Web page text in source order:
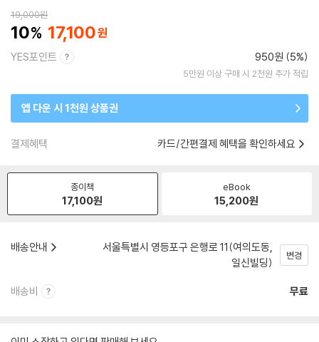
19,000원
10 17,100
YES포인트 950원 (5%)
5만원 이상 구매 시 2천원 추가 적립
앱 다운 시 1천원 상품권
결제혜택 카드/간편결제 혜택을 확인하세요
종이책
17,100원
eBook
15,200원
배송안내
서울특별시 영등포구 은행로 11(여의도동,
일신빌딩)
변경
배송비 무료